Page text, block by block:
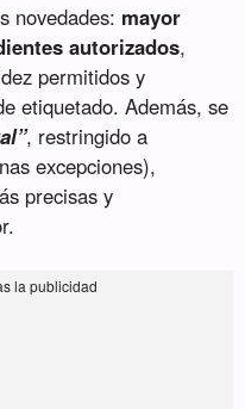
novedades: mayor
autorizados,
permitidos y
etiquetado. Además, se
, restringido a
excepciones),
precisas y